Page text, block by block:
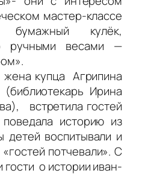
мастер-классе
бумажный кулёк,
ручными весами —
купца Агрипина
Ирина
встретила гостей
историю из
воспитывали и
потчевали». С
о истории иван-